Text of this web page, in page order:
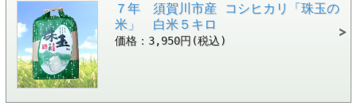
７年 須賀川市産 コシヒカリ「珠玉の
米」 白米５キロ
価格：3,950円(税込)